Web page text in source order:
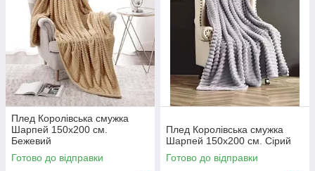
Плед Королівська смужка
Шарпей 150х200 см.
Бежевий
Готово до відправки
Плед Королівська смужка
Шарпей 150х200 см. Сірий
Готово до відправки